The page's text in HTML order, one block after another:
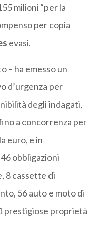
milioni “per la
per copia
evasi.
– ha emesso un
d’urgenza per
degli indagati,
a concorrenza per
euro, e in
obbligazioni
8 cassette di
56 auto e moto di
prestigiose proprietà